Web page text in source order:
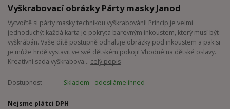
Vyškrabovací obrázky Párty masky Janod
Vytvořtě si párty masky technikou vyškrabování! Princip je velmi
jednoduchý: každá karta je pokryta barevným inkoustem, který musí být
vyškrábán. Vaše dítě postupně odhaluje obrázky pod inkoustem a pak si
je může hrdě vystavit ve své dětském pokoji! Vhodné na dětské oslavy.
Kreativní sada vyškrabova... celý popis
Dostupnost Skladem - odesíláme ihned
Nejsme plátci DPH